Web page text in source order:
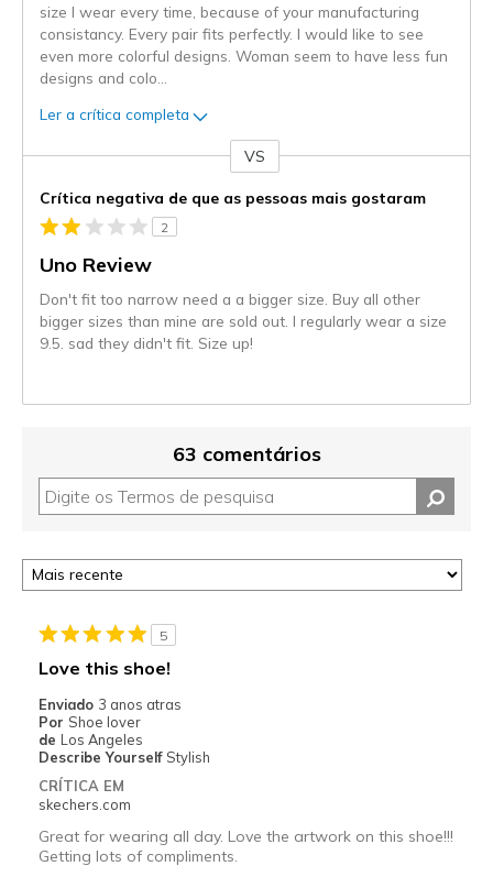
size I wear every time, because of your manufacturing
consistancy. Every pair fits perfectly. I would like to see
even more colorful designs. Woman seem to have less fun
designs and colo
Ler a crítica completa
VS
Crítica negativa de que as pessoas mais gostaram
2
Uno Review
Don't fit too narrow need a a bigger size. Buy all other
bigger sizes than mine are sold out. I regularly wear a size
9.5. sad they didn't fit. Size up!
63 comentários
5
Love this shoe!
Enviado 3 anos atras
Por Shoe lover
de Los Angeles
Describe Yourself Stylish
CRÍTICA EM
skechers.com
Great for wearing all day. Love the artwork on this shoe!!!
Getting lots of compliments.